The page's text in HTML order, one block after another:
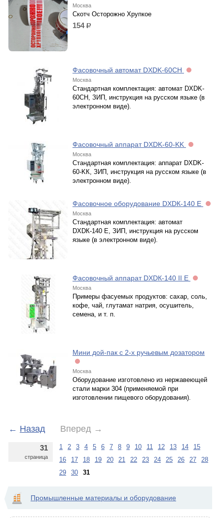
Москва
Скотч Осторожно Хрупкое
154р.
Фасовочный автомат DXDK-60CH
Москва
Стандартная комплектация: автомат DXDK-
60CH, ЗИП, инструкция на русском языке (в
электронном виде).
Фасовочный аппарат DXDK-60-KK
Москва
Стандартная комплектация: аппарат DXDK-
60-KК, ЗИП, инструкция на русском языке (в
электронном виде).
Фасовочное оборудование DXDК-140 E
Москва
Стандартная комплектация: автомат
DXDК-140 E, ЗИП, инструкция на русском
языке (в электронном виде).
Фасовочный аппарат DXDК-140 II E
Москва
Примеры фасуемых продуктов: сахар, соль,
кофе, чай, глутамат натрия, осушитель,
семена, и т. п.
Мини дой-пак с 2-х ручьевым дозатором
Москва
Оборудование изготовлено из нержавеющей
стали марки 304 (применяемой при
изготовлении пищевого оборудования).
← Назад Вперед →
31
страница
1 2 3 4 5 6 7 8 9 10 11 12 13 14
15
16
17 18 19 20 21 22 23 24 25 26 27
28
29
30 31
Промышленные материалы и оборудование